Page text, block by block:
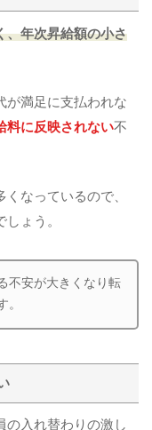
、年次昇給額の小さ
が満足に支払われな
料に反映されない不
なっているので、
ょう。
不安が大きくなり転
。
の入れ替わりの激し